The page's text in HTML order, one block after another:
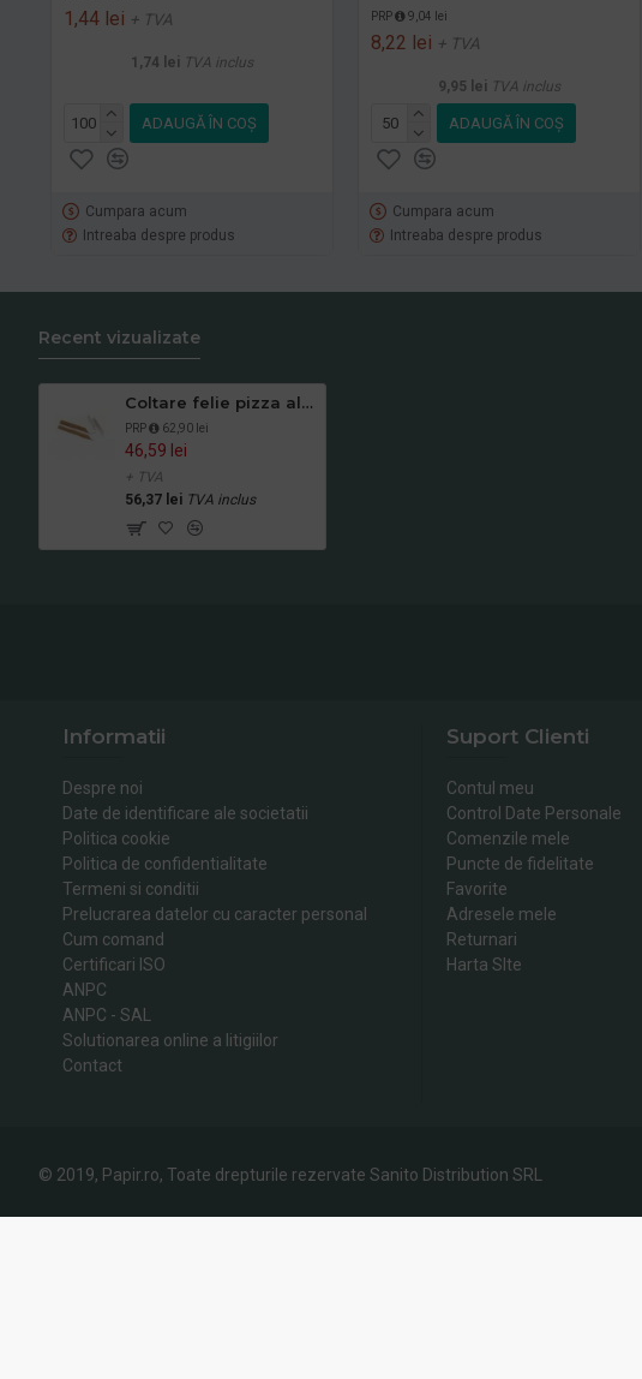
1,44 lei + TVA
1,74 lei TVA inclus
ADAUGĂ ÎN COŞ
Cumpara acum
Intreaba despre produs
PRP 9,04 lei
8,22 lei + TVA
9,95 lei TVA inclus
ADAUGĂ ÎN COŞ
Cumpara acum
Intreaba despre produs
Recent vizualizate
Coltare felie pizza albe 32 cm (250 buc/set)
PRP 62,90 lei
46,59 lei
+ TVA
56,37 lei TVA inclus
Informatii
Despre noi
Date de identificare ale societatii
Politica cookie
Politica de confidentialitate
Termeni si conditii
Prelucrarea datelor cu caracter personal
Cum comand
Certificari ISO
ANPC
ANPC - SAL
Solutionarea online a litigiilor
Contact
Suport Clienti
Contul meu
Control Date Personale
Comenzile mele
Puncte de fidelitate
Favorite
Adresele mele
Returnari
Harta SIte
© 2019, Papir.ro, Toate drepturile rezervate Sanito Distribution SRL